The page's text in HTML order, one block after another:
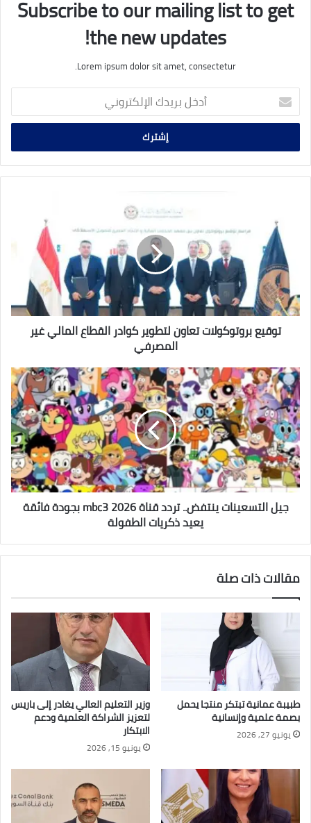
Subscribe to our mailing list to get
the new updates!
Lorem ipsum dolor sit amet, consectetur.
أدخل
بريدك
الإلكتروني
لتطوير
كوادر
القطاع
المالي
غير
المصرفي
توقيع بروتوكولات تعاون لتطوير كوادر القطاع المالي غير
المصرفي
جيل
التسعينات
ينتفض..
تردد
قناة
mbc3
2026
بجودة
فائقة
يعيد
ذكريات
جيل التسعينات ينتفض.. تردد قناة mbc3 2026 بجودة فائقة
يعيد ذكريات الطفولة
مقالات ذات صلة
طبيبة عمانية تبتكر منتجا يحمل
بصمة علمية وإنسانية
يونيو 27, 2026
وزير التعليم العالي يغادر إلى باريس
لتعزيز الشراكة العلمية ودعم
الابتكار
يونيو 15, 2026